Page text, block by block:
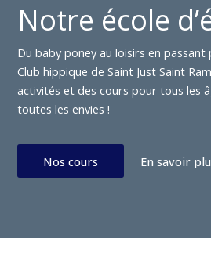
Notre école
Du baby poney au loisirs en
Club hippique de Saint Just Saint
activités et des cours pour tous les
toutes les envies !
Nos cours En savoir